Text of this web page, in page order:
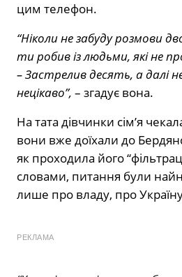
цим телефон.
“Ніколи не забуду розмови
ти робив із людьми, які не
– Застрелив десять, а далі
нецікаво”, – згадує вона.
На тата дівчинки сім’я
вони вже доїхали до
як проходила його
словами, питання були
лише про владу, про
РЕКЛАМА